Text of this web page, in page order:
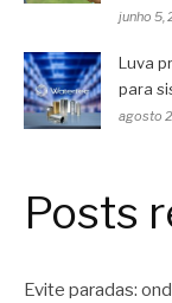
junho 5,
Luva
para
agosto
Posts
Evite paradas: